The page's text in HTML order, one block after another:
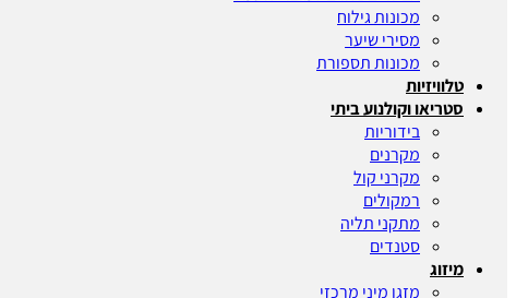
מכונות גילוח
מסירי שיער
מכונות תספורת
טלוויזיות
סטריאו וקולנוע ביתי
בידוריות
מקרנים
מקרני קול
רמקולים
מתקני תליה
סטנדים
מיזוג
מזגן מיני מרכזי